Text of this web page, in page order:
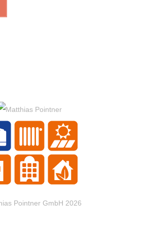
Pointner GmbH 2026